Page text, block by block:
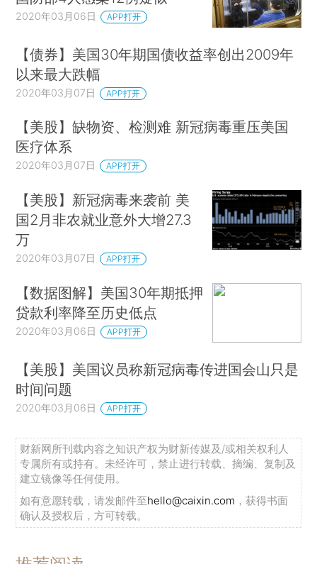
2020年03月06日 APP打开
【债券】美国30年期国债收益率创出2009年
以来最大跌幅
2020年03月07日 APP打开
【美股】缺物资、检测难 新冠病毒重压美国
医疗体系
2020年03月07日 APP打开
【美股】新冠病毒来袭前 美
国2月非农就业意外大增27.3
万
2020年03月07日 APP打开
【数据图解】美国30年期抵押
贷款利率降至历史低点
2020年03月06日 APP打开
【美股】美国议员称新冠病毒传进国会山只是
时间问题
2020年03月06日 APP打开
财新网所刊载内容之知识产权为财新传媒及/或相关权利人
专属所有或持有。未经许可，禁止进行转载、摘编、复制及
建立镜像等任何使用。
如有意愿转载，请发邮件至hello@caixin.com ，获得书面
确认及授权后，方可转载。